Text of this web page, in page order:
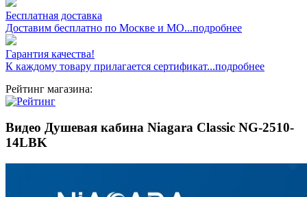
Бесплатная доставка
Доставим бесплатно по Москве и МО...подробнее
Гарантия качества!
К каждому товару прилагается сертификат...подробнее
Рейтинг магазина:
Видео Душевая кабина Niagara Classic NG-2510-
14LBK